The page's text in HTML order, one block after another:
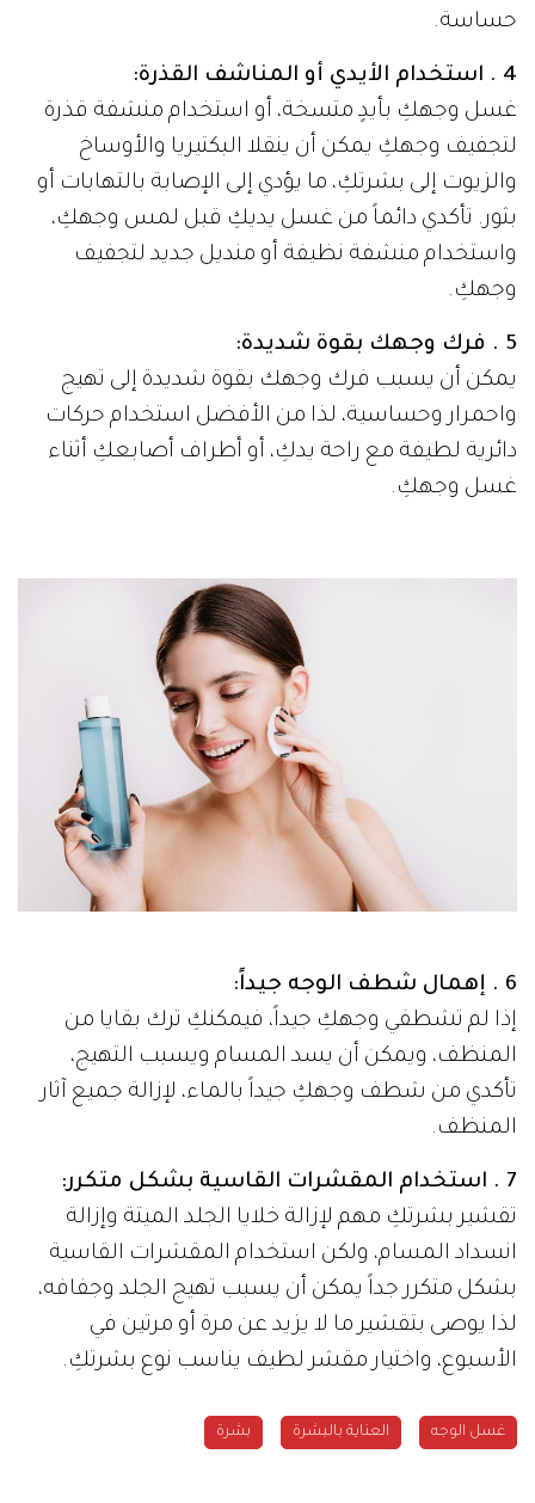
حساسة.
4 . استخدام الأيدي أو المناشف القذرة:
غسل وجهكِ بأيدٍ متسخة، أو استخدام منشفة قذرة
لتجفيف وجهكِ يمكن أن ينقلا البكتيريا والأوساخ
والزيوت إلى بشرتكِ، ما يؤدي إلى الإصابة بالتهابات أو
بثور. تأكدي دائماً من غسل يديكِ قبل لمس وجهكِ،
واستخدام منشفة نظيفة أو منديل جديد لتجفيف
وجهكِ.
5 . فرك وجهك بقوة شديدة:
يمكن أن يسبب فرك وجهك بقوة شديدة إلى تهيج
واحمرار وحساسية، لذا من الأفضل استخدام حركات
دائرية لطيفة مع راحة يدكِ، أو أطراف أصابعكِ أثناء
غسل وجهكِ.
6 . إهمال شطف الوجه جيداً:
إذا لم تشطفي وجهكِ جيداً، فيمكنكِ ترك بقايا من
المنظف، ويمكن أن يسد المسام ويسبب التهيج،
تأكدي من شطف وجهكِ جيداً بالماء، لإزالة جميع آثار
المنظف.
7 . استخدام المقشرات القاسية بشكل متكرر:
تقشير بشرتكِ مهم لإزالة خلايا الجلد الميتة وإزالة
انسداد المسام، ولكن استخدام المقشرات القاسية
بشكل متكرر جداً يمكن أن يسبب تهيج الجلد وجفافه،
لذا يوصى بتقشير ما لا يزيد عن مرة أو مرتين في
الأسبوع، واختيار مقشر لطيف يناسب نوع بشرتكِ.
غسل الوجه العناية بالبشرة بشرة